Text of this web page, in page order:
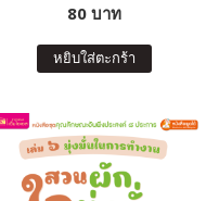
80 บาท
หยิบใส่ตะกร้า